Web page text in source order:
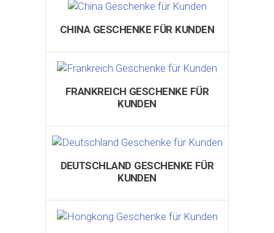
CHINA GESCHENKE FÜR KUNDEN
FRANKREICH GESCHENKE FÜR
KUNDEN
DEUTSCHLAND GESCHENKE FÜR
KUNDEN